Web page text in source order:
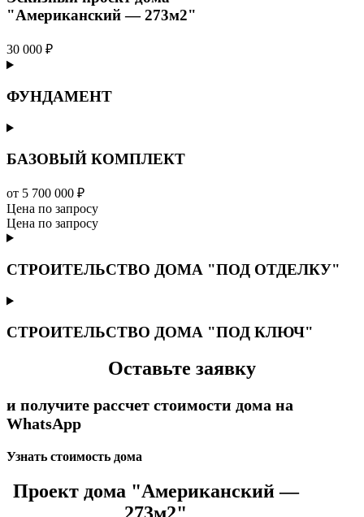
"Американский — 273м2"
30 000 ₽
ФУНДАМЕНТ
БАЗОВЫЙ КОМПЛЕКТ
от 5 700 000 ₽
Цена по запросу
Цена по запросу
СТРОИТЕЛЬСТВО ДОМА "ПОД ОТДЕЛКУ"
СТРОИТЕЛЬСТВО ДОМА "ПОД КЛЮЧ"
Оставьте заявку
и получите рассчет стоимости дома на
WhatsApp
Узнать стоимость дома
Проект дома "Американский —